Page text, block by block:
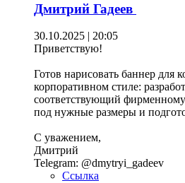
Дмитрий Гадеев
30.10.2025 | 20:05
Приветствую!
Готов нарисовать баннер для
корпоративном стиле:
соответствующий
под нужные размеры и
С уважением,
Дмитрий
Telegram: @dmytryi_gadeev
Ссылка